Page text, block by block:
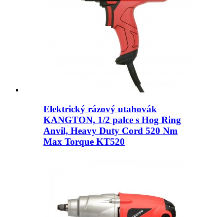
Elektrický rázový utahovák
KANGTON, 1/2 palce s Hog Ring
Anvil, Heavy Duty Cord 520 Nm
Max Torque KT520